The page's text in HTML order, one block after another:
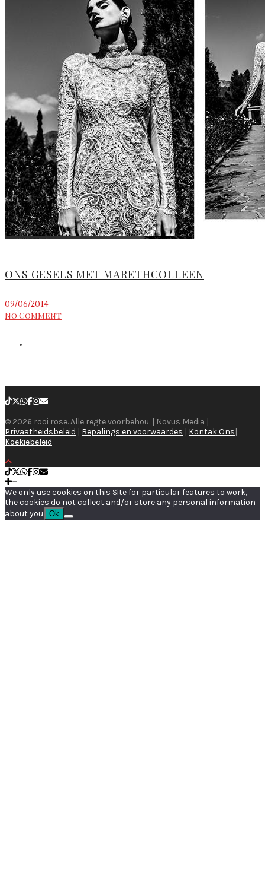
ONS GESELS MET MARETHCOLLEEN
09/06/2014
No Comment
© 2026 rooi rose. Alle regte voorbehou. | Novus Media |
Privaatheidsbeleid | Bepalings en voorwaardes | Kontak Ons|
Koekiebeleid
We only use cookies on this Site for particular features to work,
the cookies do not collect and/or store any personal information
about you. Ok